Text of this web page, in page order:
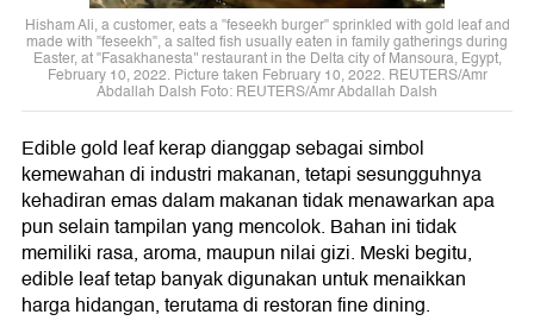
Hisham Ali, a customer, eats a "feseekh burger" sprinkled with gold leaf and
made with "feseekh", a salted fish usually eaten in family gatherings during
Easter, at "Fasakhanesta'' restaurant in the Delta city of Mansoura, Egypt,
February 10, 2022. Picture taken February 10, 2022. REUTERS/Amr
Abdallah Dalsh Foto: REUTERS/Amr Abdallah Dalsh
Edible gold leaf kerap dianggap sebagai simbol
kemewahan di industri makanan, tetapi sesungguhnya
kehadiran emas dalam makanan tidak menawarkan apa
pun selain tampilan yang mencolok. Bahan ini tidak
memiliki rasa, aroma, maupun nilai gizi. Meski begitu,
edible leaf tetap banyak digunakan untuk menaikkan
harga hidangan, terutama di restoran fine dining.